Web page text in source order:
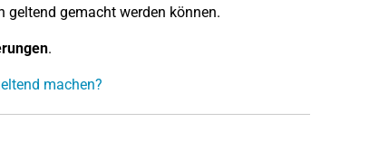
geltend gemacht werden können.
.
machen?